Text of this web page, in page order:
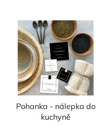
Pohanka - nálepka do
kuchyně